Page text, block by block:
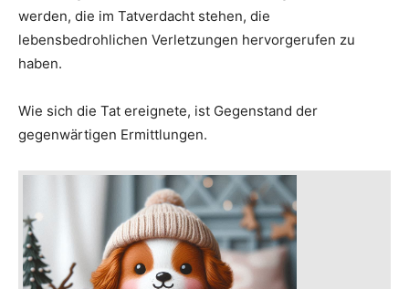
werden, die im Tatverdacht stehen, die
lebensbedrohlichen Verletzungen hervorgerufen zu
haben.
Wie sich die Tat ereignete, ist Gegenstand der
gegenwärtigen Ermittlungen.